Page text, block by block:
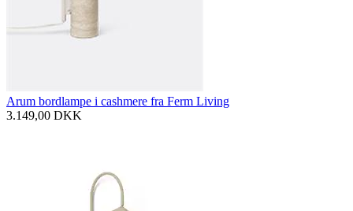
Arum bordlampe i cashmere fra Ferm Living
3.149,00 DKK